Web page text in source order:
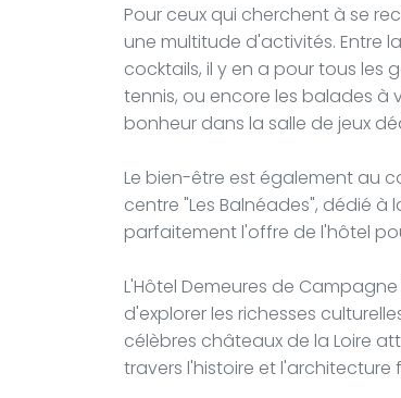
Pour ceux qui cherchent à se
une multitude d'activités. Entre
cocktails, il y en a pour tous les
tennis, ou encore les balades à
bonheur dans la salle de jeux
Le bien-être est également au
centre "Les Balnéades", dédié
parfaitement l'offre de l'hôtel
L'Hôtel Demeures de
d'explorer les richesses
célèbres châteaux de la Loire
travers l'histoire et l'architecture